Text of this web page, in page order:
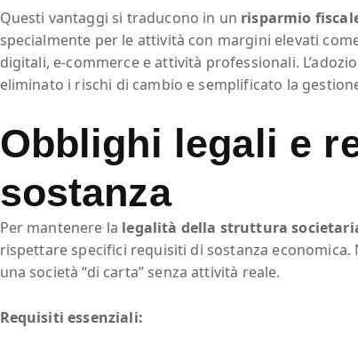
Questi vantaggi si traducono in un risparmio
specialmente per le attività con margini elevati
digitali, e-commerce e attività professionali.
eliminato i rischi di cambio e semplificato la
Obblighi legali e
sostanza
Per mantenere la legalità della struttura
rispettare specifici requisiti di sostanza
una società “di carta” senza attività reale.
Requisiti essenziali: